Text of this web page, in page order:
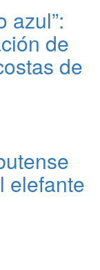
azul”:
de
de
elefante